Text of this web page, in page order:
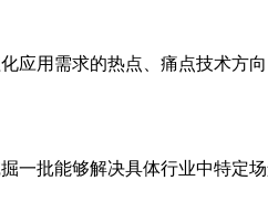
应用需求的热点、痛点技术方
一批能够解决具体行业中特定